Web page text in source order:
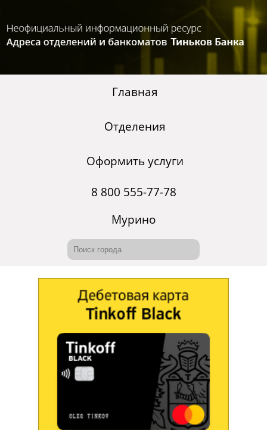
Главная
Отделения
Оформить услуги
8 800 555-77-78
Мурино